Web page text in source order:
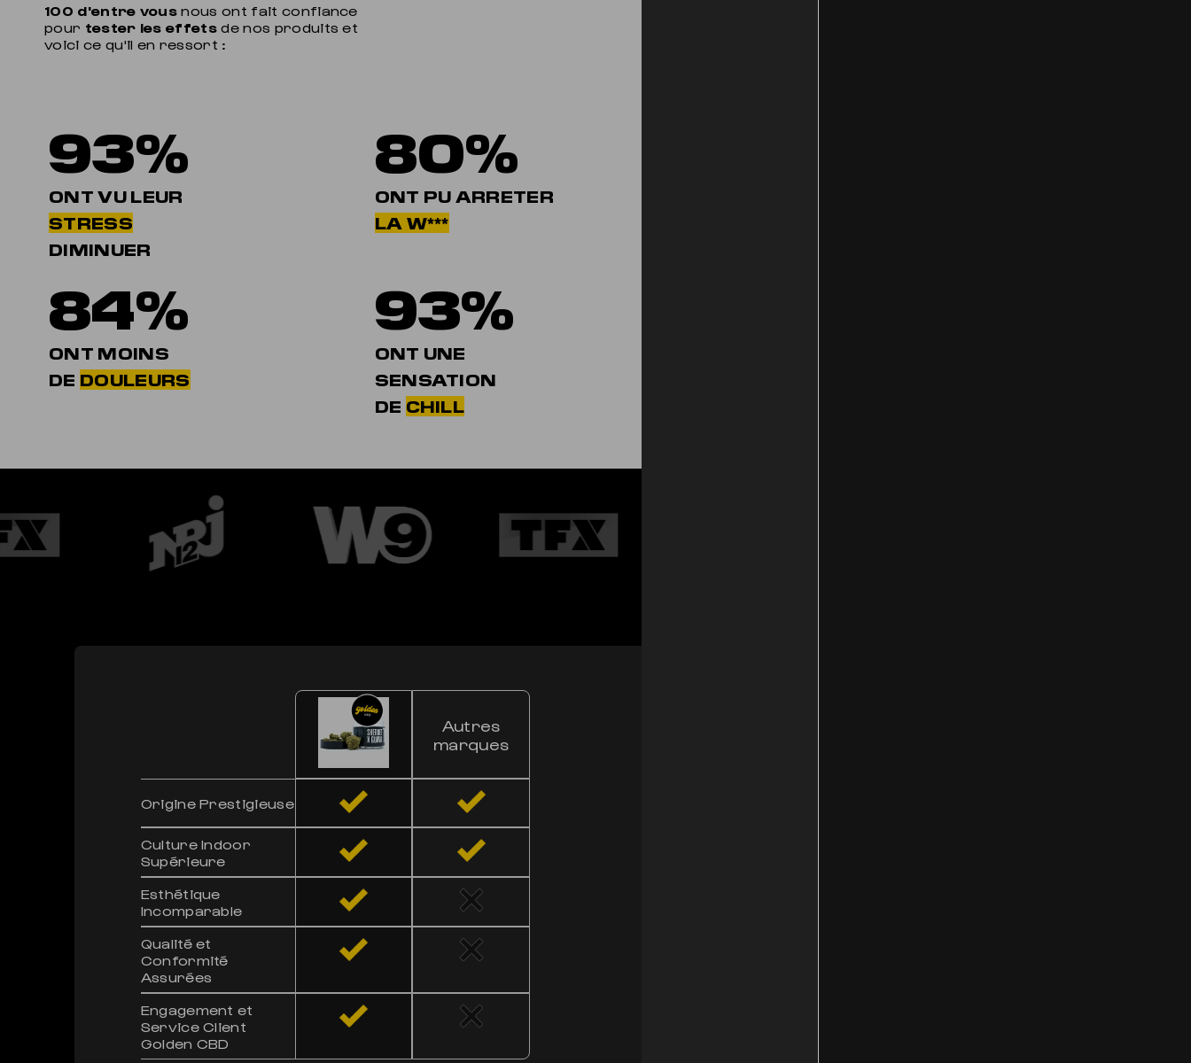
100 d'entre vousnous ont fait confiance
pour tester les effetsde nos produits et
voici ce qu'il en ressort :
93%
ONT VU LEUR
STRESS
DIMINUER
80%
ONT PU ARRETER
LA W***
84%
ONT MOINS
DE DOULEURS
93%
ONT UNE
SENSATION
DE CHILL
Autres
marques
Origine Prestigieuse
Culture Indoor
Supérieure
Esthétique
Incomparable
Qualité et
Conformité
Assurées
Engagement et
Service Client
Golden CBD